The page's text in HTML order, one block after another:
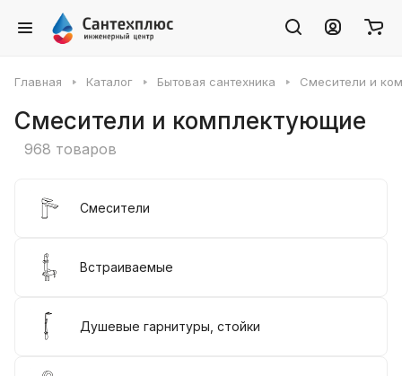
Главная Каталог Бытовая сантехника Смесители и
Смесители и комплектующие
968 товаров
Смесители
Встраиваемые
Душевые гарнитуры, стойки